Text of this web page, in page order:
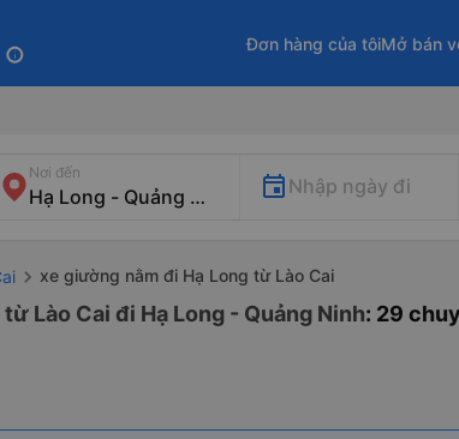
info
Đơn hàng của tôiMở bán
Nơi đến
Nhập ngày đi
xe giường nằm đi Hạ Long từ Lào Cai
Lào Cai đi Hạ Long - Quảng Ninh: 29